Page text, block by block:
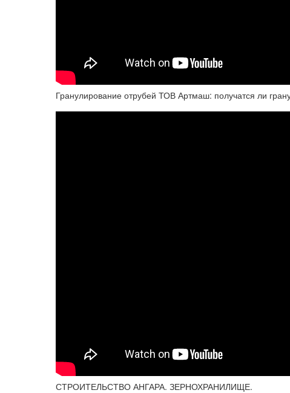
Гранулирование отрубей ТОВ Артмаш: получатся ли
СТРОИТЕЛЬСТВО АНГАРА. ЗЕРНОХРАНИЛИЩЕ.